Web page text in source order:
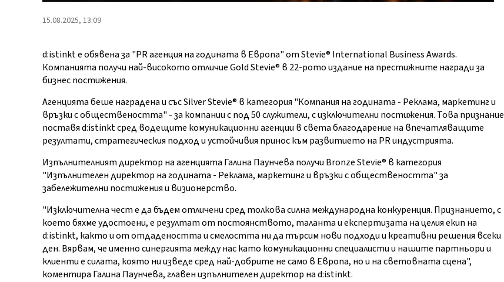
15.08.2025, 13:09
d:istinkt е обявена за "PR агенция на годината в Европа" от Stevie® International Business Awards.
Компанията получи най-високото отличие Gold Stevie® в 22-рото издание на престижните награди за
бизнес постижения.
Агенцията беше наградена и със Silver Stevie® в категория "Компания на годината - Реклама, маркетинг и
връзки с обществеността" - за компании с под 50 служители, с изключителни постижения. Това признание
поставя d:istinkt сред водещите комуникационни агенции в света благодарение на впечатляващите
резултати, стратегическия подход и устойчивия принос към развитието на PR индустрията.
Изпълнителният директор на агенцията Галина Паунчева получи Bronze Stevie® в категория
"Изпълнителен директор на годината - Реклама, маркетинг и връзки с обществеността" за
забележителни постижения и визионерство.
"Изключителна чест е да бъдем отличени сред толкова силна международна конкуренция. Признанието, с
което бяхме удостоени, е резултат от постоянството, таланта и експертизата на целия екип на
d:istinkt, както и от отдадеността и смелостта ни да търсим нови подходи и креативни решения всеки
ден. Вярвам, че именно синергията между нас като комуникационни специалисти и нашите партньори и
клиенти е силата, която ни изведе сред най-добрите не само в Европа, но и на световната сцена",
коментира Галина Паунчева, главен изпълнителен директор на d:istinkt.